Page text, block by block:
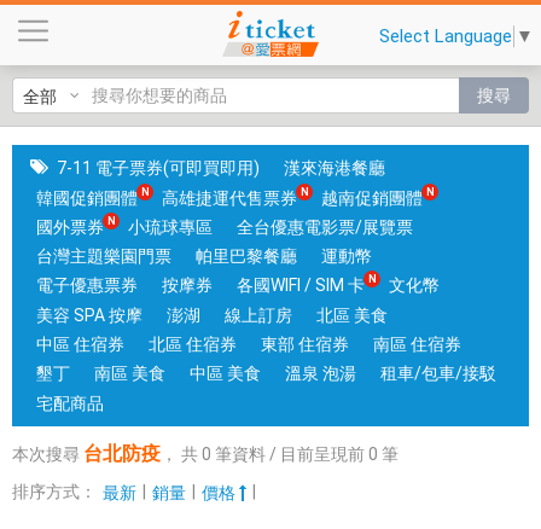
防
疫
|
國
旅
卡
門
市
可
核
銷
銷
售
Select Language ▼
搜尋
7-11 電子票券(可即買即用)
漢來海港餐廳
韓國促銷團體
高雄捷運代售票券
越南促銷團體
國外票券
小琉球專區
全台優惠電影票/展覽票
台灣主題樂園門票
帕里巴黎餐廳
運動幣
電子優惠票券
按摩券 各國WIFI / SIM 卡
文化幣
美容 SPA 按摩
澎湖 線上訂房
北區 美食
中區 住宿券
北區 住宿券 東部 住宿券
南區 住宿券
墾丁
南區 美食 中區 美食 溫泉 泡湯
租車/包車/接駁
宅配商品
本次搜尋 台北防疫 ， 共0 筆資料 / 目前呈現前0 筆
排序方式：
最新 銷量 價格